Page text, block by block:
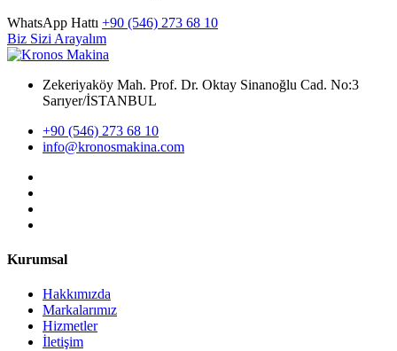
WhatsApp Hattı +90 (546) 273 68 10
Biz Sizi Arayalım
Zekeriyaköy Mah. Prof. Dr. Oktay Sinanoğlu Cad. No:3
Sarıyer/İSTANBUL
+90 (546) 273 68 10
info@kronosmakina.com
Kurumsal
Hakkımızda
Markalarımız
Hizmetler
İletişim